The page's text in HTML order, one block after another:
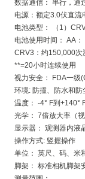
数据通信： 串行，通
电源：额定3.0伏直流
电池类型： （1）
电池使用时间： AA
CRV3：约150,000次
**=20小时连续使用
视力安全： FDA一级
环境: 防撞、防水和防
温度： -4° F到
光学： 7倍放大率（
显示器： 观测器内液
操作方式: 竖握操作
单位： 英尺、码、米
脚架： 标准相机脚架